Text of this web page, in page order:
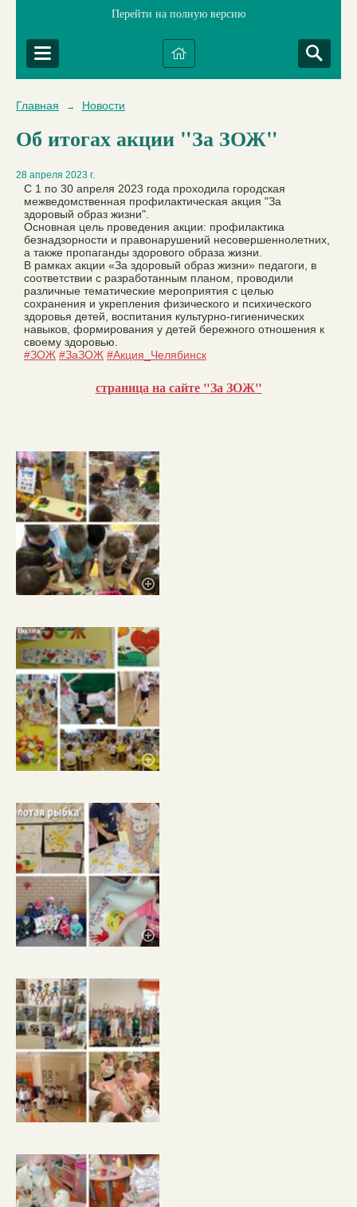
Перейти на полную версию
Главная → Новости
Об итогах акции "За ЗОЖ"
28 апреля 2023 г.
С 1 по 30 апреля 2023 года проходила городская
межведомственная профилактическая акция "За
здоровый образ жизни".
Основная цель проведения акции: профилактика
безнадзорности и правонарушений несовершеннолетних,
а также пропаганды здорового образа жизни.
В рамках акции «За здоровый образ жизни» педагоги, в
соответствии с разработанным планом, проводили
различные тематические мероприятия с целью
сохранения и укрепления физического и психического
здоровья детей, воспитания культурно-гигиенических
навыков, формирования у детей бережного отношения к
своему здоровью.
#ЗОЖ #ЗаЗОЖ #Акция_Челябинск
страница на сайте "За ЗОЖ"